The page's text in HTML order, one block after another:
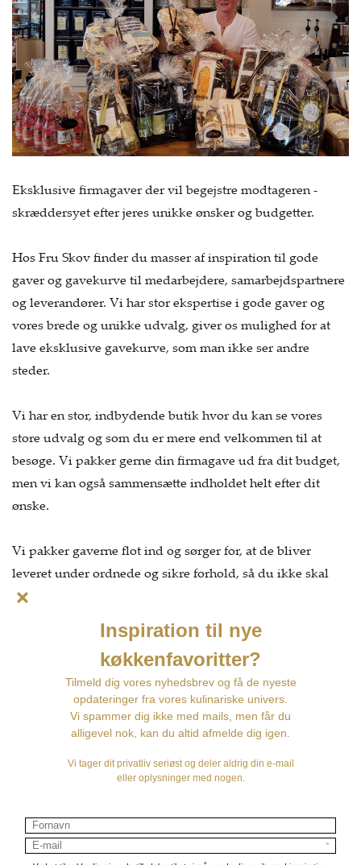
Eksklusive firmagaver der vil begejstre modtageren -
skræddersyet efter jeres unikke ønsker og budgetter.
Hos Fru Skov finder du masser af inspiration til gode
gaver og gavekurve til medarbejdere, samarbejdspartnere
og leverandører. Vi har stor ekspertise i gode gaver og
vores brede og unikke udvalg, giver os mulighed for at
lave eksklusive gavekurve, som man ikke ser andre
steder.
Vi har en stor, indbydende butik hvor du kan se vores
store udvalg og som du er mere end velkommen til at
besøge. Vi pakker gerne din firmagave ud fra dit budget,
men vi kan også sammensætte indholdet helt efter dit
ønske.
Vi pakker gaverne flot ind og sørger for, at de bliver
leveret under ordnede og sikre forhold, så du ikke skal
bekymre dig om andet, end at vælge hvad gaven skal
Om du skal bruge 1 eller 1000 gaver - ingen opgave er
umulig. Modtag et uforpligtende tilbud på opgaven i dag.
Har du særlige ønsker eller forespørgsler? Kontakt os på